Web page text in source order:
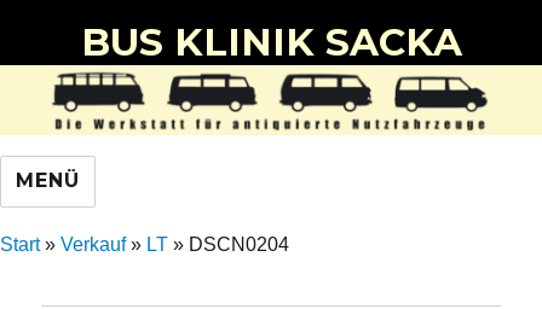
BUS KLINIK SACKA
MENÜ
Start» Verkauf» LT » DSCN0204